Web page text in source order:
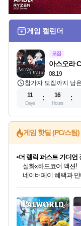
게임 캘린더
모집
08.19
아스오라
참가자 모집까지 남
11
Days
16
Hours
게임 핫딜 (PC/스팀)
최대 90% 할인가를 만
네이버혜택과 함께 만
50%할인&추가 적립까
네이버 포인트 혜택까
이니&베니 혜택까지!
네이버 혜택가와 함께
할인&네이버혜택으로
더 렐릭 퍼스트 가디언
설화x하드코어 액션!
네이버페이 혜택과
40주년 프로모션으로
할인가에 만나보세요!
일부 에디션 상시 할인!
혜택으로 예약 판매 중
편안하게 충전하세요